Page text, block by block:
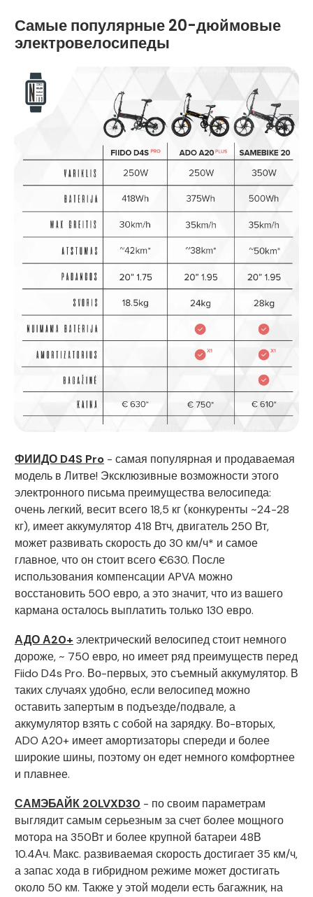
Самые популярные 20-дюймовые
электровелосипеды
ФИИДО D4S Pro - самая популярная и продаваемая
модель в Литве! Эксклюзивные возможности этого
электронного письма преимущества велосипеда:
очень легкий, весит всего 18,5 кг (конкуренты ~24-28
кг), имеет аккумулятор 418 Втч, двигатель 250 Вт,
может развивать скорость до 30 км/ч* и самое
главное, что он стоит всего €630. После
использования компенсации APVA можно
восстановить 500 евро, а это значит, что из вашего
кармана осталось выплатить только 130 евро.
АДО А20+ электрический велосипед стоит немного
дороже, ~ 750 евро, но имеет ряд преимуществ перед
Fiido D4s Pro. Во-первых, это съемный аккумулятор. В
таких случаях удобно, если велосипед можно
оставить запертым в подъезде/подвале, а
аккумулятор взять с собой на зарядку. Во-вторых,
ADO A20+ имеет амортизаторы спереди и более
широкие шины, поэтому он едет немного комфортнее
и плавнее.
САМЭБАЙК 20LVXD30 - по своим параметрам
выглядит самым серьезным за счет более мощного
мотора на 350Вт и более крупной батареи 48В
10.4Ач. Макс. развиваемая скорость достигает 35 км/ч,
а запас хода в гибридном режиме может достигать
около 50 км. Также у этой модели есть багажник, на